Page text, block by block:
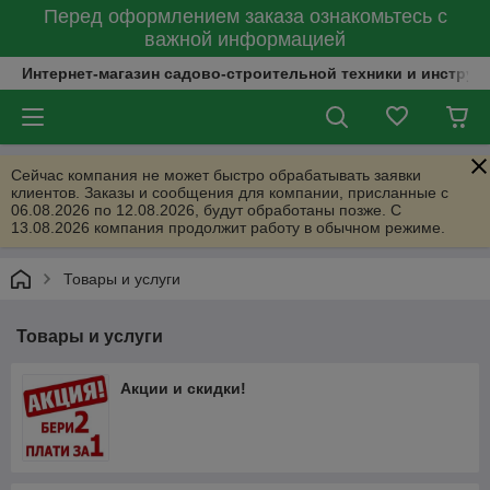
Перед оформлением заказа ознакомьтесь с
важной информацией
Интернет-магазин садово-строительной техники и
Сейчас компания не может быстро обрабатывать заявки
клиентов. Заказы и сообщения для компании, присланные с
06.08.2026 по 12.08.2026, будут обработаны позже. С
13.08.2026 компания продолжит работу в обычном режиме.
Товары и услуги
Товары и услуги
Акции и скидки!